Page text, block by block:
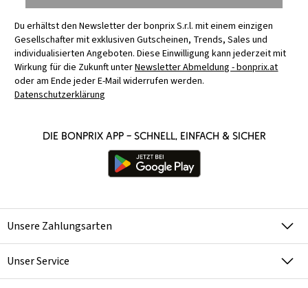
Du erhältst den Newsletter der bonprix S.r.l. mit einem einzigen
Gesellschafter mit exklusiven Gutscheinen, Trends, Sales und
individualisierten Angeboten. Diese Einwilligung kann jederzeit mit
Wirkung für die Zukunft unterNewsletter Abmeldung - bonprix.at
oder am Ende jeder E-Mail widerrufen werden.
Datenschutzerklärung
Die bonprix App – schnell, einfach & sicher
Unsere Zahlungsarten
Unser Service